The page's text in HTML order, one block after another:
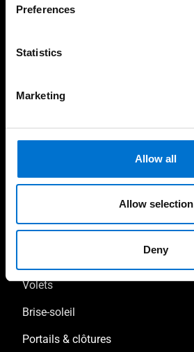
Preferences
Statistics
Marketing
Allow all
Allow selection
Deny
Portes
Vérandas
Volets
Brise-soleil
Portails & clôtures